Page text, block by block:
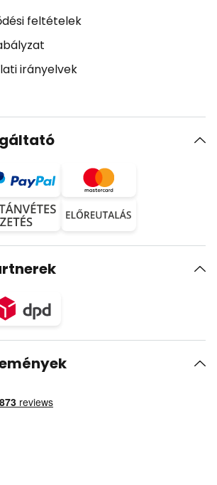
feltételek
irányelvek